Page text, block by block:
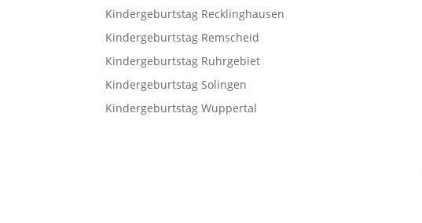
Kindergeburtstag Recklinghausen
Kindergeburtstag Remscheid
Kindergeburtstag Ruhrgebiet
Kindergeburtstag Solingen
Kindergeburtstag Wuppertal